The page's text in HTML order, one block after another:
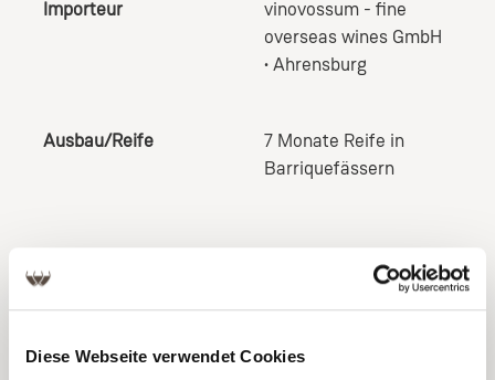
Diese Webseite verwendet Cookies
Importeur
vinovossum - fine
overseas wines GmbH
• Ahrensburg
Ausbau/Reife
7 Monate Reife in
Barriquefässern